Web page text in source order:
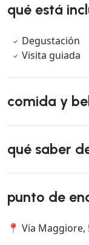
qué está
Degustación
Visita guiada
comida y
qué saber
punto de
📍 Via Maggiore,